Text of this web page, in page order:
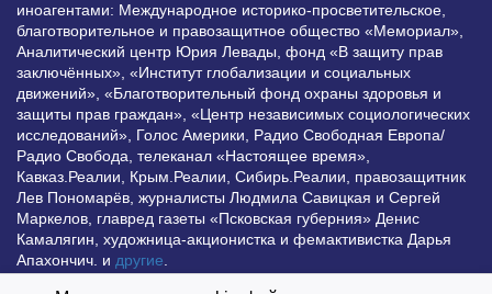
иноагентами: Международное историко-просветительское,
благотворительное и правозащитное общество «Мемориал»,
Аналитический центр Юрия Левады, фонд «В защиту прав
заключённых», «Институт глобализации и социальных
движений», «Благотворительный фонд охраны здоровья и
защиты прав граждан», «Центр независимых социологических
исследований», Голос Америки, Радио Свободная Европа/
Радио Свобода, телеканал «Настоящее время»,
Кавказ.Реалии, Крым.Реалии, Сибирь.Реалии, правозащитник
Лев Пономарёв, журналисты Людмила Савицкая и Сергей
Маркелов, главред газеты «Псковская губерния» Денис
Камалягин, художница-акционистка и фемактивистка Дарья
Апахончич. и другие.